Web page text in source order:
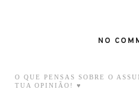
NO
O QUE PENSAS SOBRE O
TUA OPINIÃO! ♥